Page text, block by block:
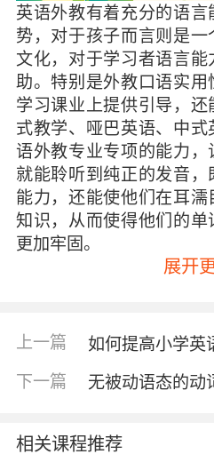
英语外教有着充分的语
势，对于孩子而言则是
文化，对于学习者语言
助。特别是外教口语实
学习课业上提供引导，
式教学、哑巴英语、中
语外教专业专项的能力
就能聆听到纯正的发音
能力，还能使他们在耳
知识，从而使得他们的
更加牢固。
系。加上英语外教不同的
教于乐的教学模式，使得
件有趣的事情。也正因为
种教学方案则可能扼杀
展开
上一篇 如何提高小学英
下一篇 无被动语态的动
相关课程推荐